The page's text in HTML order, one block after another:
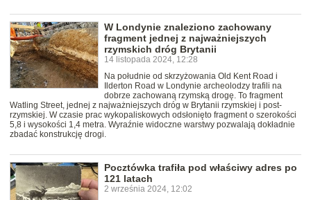
W Londynie znaleziono zachowany
fragment jednej z najważniejszych
rzymskich dróg Brytanii
14 listopada 2024, 12:28
Na południe od skrzyżowania Old Kent Road i
Ilderton Road w Londynie archeolodzy trafili na
dobrze zachowaną rzymską drogę. To fragment
Watling Street, jednej z najważniejszych dróg w Brytanii rzymskiej i post-
rzymskiej. W czasie prac wykopaliskowych odsłonięto fragment o szerokości
5,8 i wysokości 1,4 metra. Wyraźnie widoczne warstwy pozwalają dokładnie
zbadać konstrukcję drogi.
Pocztówka trafiła pod właściwy adres po
121 latach
2 września 2024, 12:02